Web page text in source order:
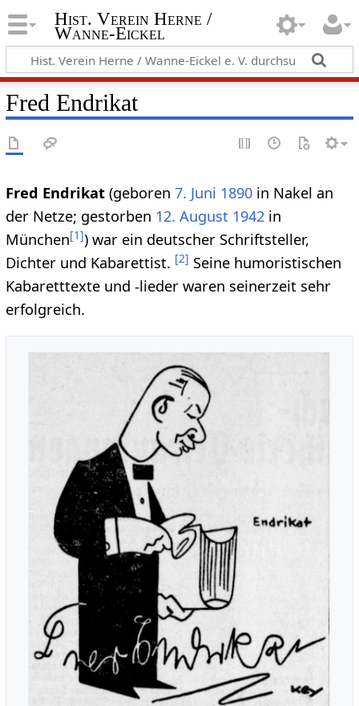
Hist. Verein Herne /
Wanne-Eickel
Fred Endrikat
Fred Endrikat(geboren 7. Juni 1890in Nakel an
der Netze; gestorben 12. August 1942in
München[1]) war ein deutscher Schriftsteller,
Dichter und Kabarettist. [2] Seine humoristischen
Kabaretttexte und -lieder waren seinerzeit sehr
erfolgreich.